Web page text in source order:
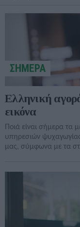
MOVIES
SPECIALS
ΣΗΜΕΡΑ
Ελληνική
εικόνα
Ποιά είναι σήμερα τα
υπηρεσιών
μας, σύμφωνα με τα